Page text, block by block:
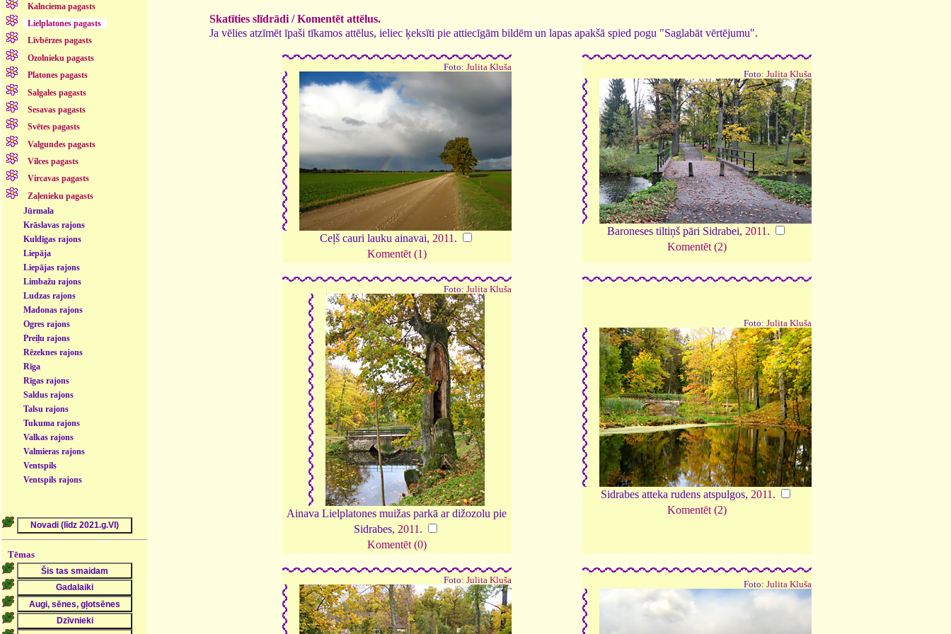
Kalnciema pagasts
Lielplatones pagasts
Līvbērzes pagasts
Ozolnieku pagasts
Platones pagasts
Salgales pagasts
Sesavas pagasts
Svētes pagasts
Valgundes pagasts
Vilces pagasts
Vircavas pagasts
Zaļenieku pagasts
Jūrmala
Krāslavas rajons
Kuldīgas rajons
Liepāja
Liepājas rajons
Limbažu rajons
Ludzas rajons
Madonas rajons
Ogres rajons
Preiļu rajons
Rēzeknes rajons
Rīga
Rīgas rajons
Saldus rajons
Talsu rajons
Tukuma rajons
Valkas rajons
Valmieras rajons
Ventspils
Ventspils rajons
Tēmas
Skatīties slīdrādi /Komentēt attēlus.
Ja vēlies atzīmēt īpaši tīkamos attēlus, ieliec ķeksīti pie attiecīgām bildēm un lapas apakšā spied pogu "Saglabāt vērtējumu".
Foto: Julita Kluša
Ceļš cauri lauku ainavai, 2011 .
Komentēt (1)
Foto: Julita Kluša
Baroneses tiltiņš pāri Sidrabei, 2011 .
Komentēt (2)
Foto: Julita Kluša
Ainava Lielplatones muižas parkā ar dižozolu pie
Sidrabes, 2011 .
Komentēt (0)
Foto: Julita Kluša
Sidrabes atteka rudens atspulgos, 2011 .
Komentēt (2)
Foto: Julita Kluša Foto: Julita Kluša